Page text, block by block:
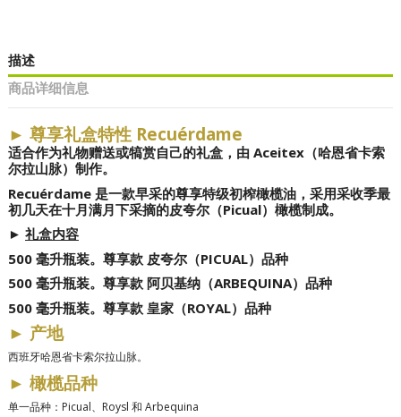
描述
商品详细信息
► 尊享礼盒特性 Recuérdame
适合作为礼物赠送或犒赏自己的礼盒，由 Aceitex（哈恩省卡索
尔拉山脉）制作。
Recuérdame 是一款早采的尊享特级初榨橄榄油，采用采收季最
初几天在十月满月下采摘的皮夸尔（Picual）橄榄制成。
► 礼盒内容
500 毫升瓶装。尊享款 皮夸尔（PICUAL）品种
500 毫升瓶装。尊享款 阿贝基纳（ARBEQUINA）品种
500 毫升瓶装。尊享款 皇家（ROYAL）品种
► 产地
西班牙哈恩省卡索尔拉山脉。
► 橄榄品种
单一品种：Picual、Roysl 和 Arbequina